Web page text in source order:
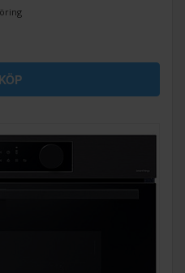
KÖP